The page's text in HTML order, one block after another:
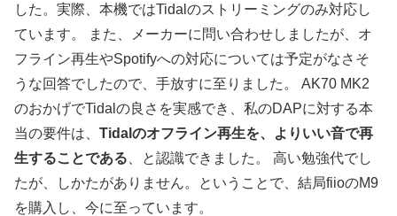
した。実際、本機ではTidalのストリーミングのみ対応し
ています。 また、メーカーに問い合わせしましたが、オ
フライン再生やSpotifyへの対応については予定がなさそ
うな回答でしたので、手放すに至りました。 AK70 MK2
のおかげでTidalの良さを実感でき、私のDAPに対する本
当の要件は、 Tidalのオフライン再生を、よりいい音で再
生することである 、と認識できました。 高い勉強代でし
たが、しかたがありません。ということで、結局fiioのM9
を購入し、今に至っています。